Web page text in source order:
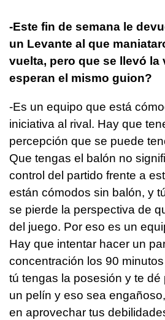
-Este fin de semana le
un Levante al que
vuelta, pero que se llevó la
esperan el mismo guion?
-Es un equipo que está
iniciativa al rival. Hay que
percepción que se puede
Que tengas el balón no
control del partido frente a
están cómodos sin balón, y
se pierde la perspectiva de
del juego. Por eso es un
Hay que intentar hacer un
concentración los 90
tú tengas la posesión y te dé
un pelín y eso sea
en aprovechar tus